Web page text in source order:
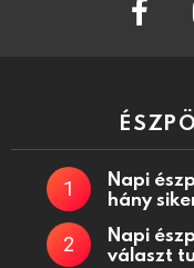
Napi
hány
Napi
választ